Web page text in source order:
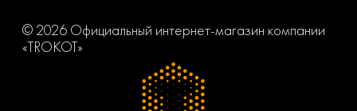
© 2026 Официальный интернет-магазин компании
«TROKOT»